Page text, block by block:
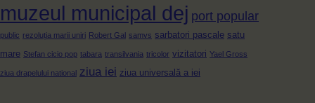
muzeul municipal dej port popular
public rezoluția marii uniri Robert Gal samvs sarbatori pascale satu
mare Stefan cicio pop tabara transilvania tricolor vizitatori Yael Gross
ziua drapelului national ziua iei ziua universală a iei